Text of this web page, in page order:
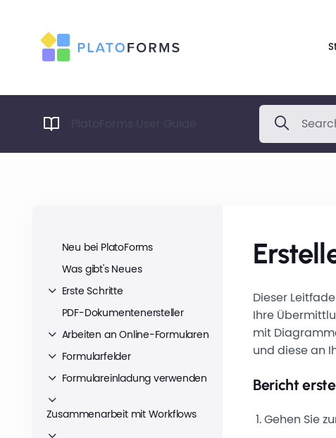
PlatoForms User Guide
Neu bei PlatoForms
Was gibt's Neues
Erste Schritte
PDF-Dokumentenersteller
Arbeiten an Online-Formularen
Formularfelder
Formulareinladung verwenden
Zusammenarbeit mit Workflows
Dieser
Ihre
mit
und diese an
Bericht
Gehen Sie